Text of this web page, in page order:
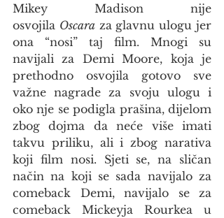
Mikey Madison nije
osvojila Oscara za glavnu ulogu jer
ona “nosi” taj film. Mnogi su
navijali za Demi Moore, koja je
prethodno osvojila gotovo sve
važne nagrade za svoju ulogu i
oko nje se podigla prašina, dijelom
zbog dojma da neće više imati
takvu priliku, ali i zbog narativa
koji film nosi. Sjeti se, na sličan
način na koji se sada navijalo za
comeback Demi, navijalo se za
comeback Mickeyja Rourkea u